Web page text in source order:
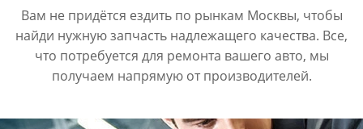
Вам не придётся ездить по рынкам Москвы, чтобы
найди нужную запчасть надлежащего качества. Все,
что потребуется для ремонта вашего авто, мы
получаем напрямую от производителей.